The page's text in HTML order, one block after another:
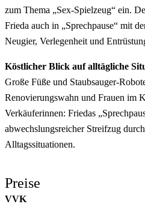
zum Thema „Sex-Spielzeug“ ein.
Frieda auch in „Sprechpause“ mit
Neugier, Verlegenheit und
Köstlicher Blick auf alltägliche
Große Füße und Staubsauger-
Renovierungswahn und Frauen im
Verkäuferinnen: Friedas
abwechslungsreicher Streifzug
Alltagssituationen.
Preise
VVK